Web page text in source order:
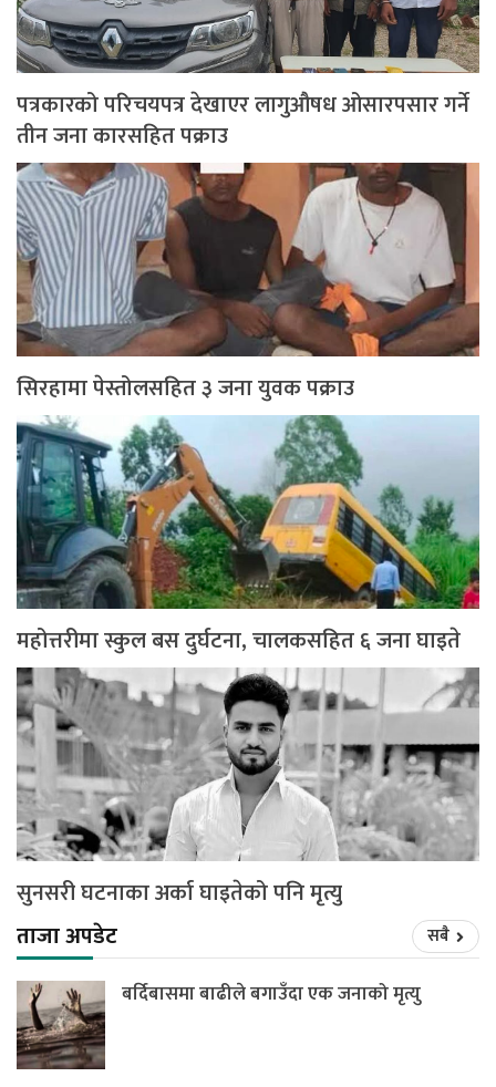
पत्रकारको परिचयपत्र देखाएर लागुऔषध ओसारपसार गर्ने
तीन जना कारसहित पक्राउ
सिरहामा पेस्तोलसहित ३ जना युवक पक्राउ
महोत्तरीमा स्कुल बस दुर्घटना, चालकसहित ६ जना घाइते
सुनसरी घटनाका अर्का घाइतेको पनि मृत्यु
ताजा अपडेट
सबै
बर्दिबासमा बाढीले बगाउँदा एक जनाको मृत्यु